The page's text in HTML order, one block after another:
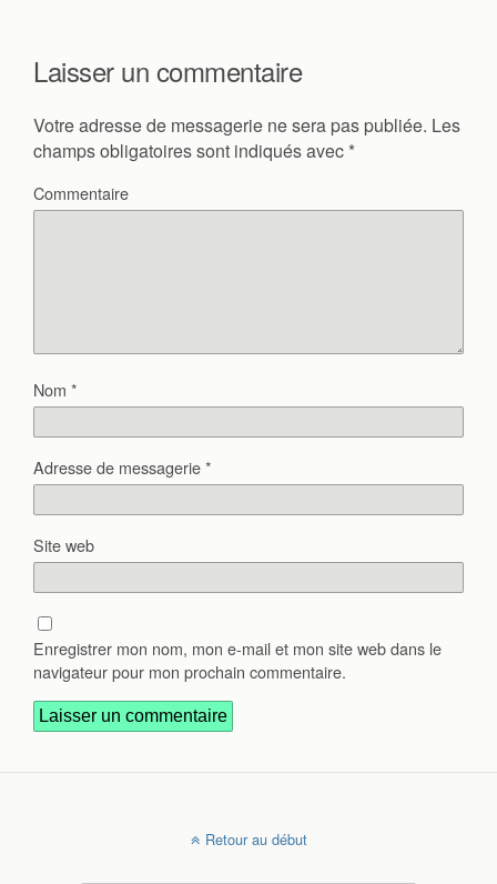
Laisser un commentaire
Votre adresse de messagerie ne sera pas publiée. Les
champs obligatoires sont indiqués avec *
Commentaire
Nom *
Adresse de messagerie*
Site web
Enregistrer mon nom, mon e-mail et mon site web dans le
navigateur pour mon prochain commentaire.
Retour au début